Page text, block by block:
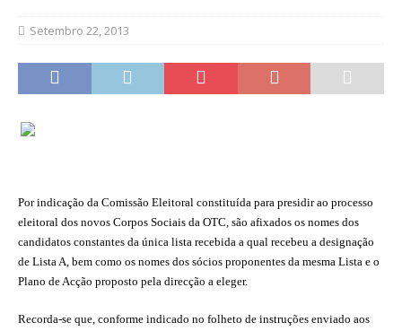
Setembro 22, 2013
Por indicação da Comissão Eleitoral constituída para presidir ao processo
eleitoral dos novos Corpos Sociais da OTC, são afixados os nomes dos
candidatos constantes da única lista recebida a qual recebeu a designação
de Lista A, bem como os nomes dos sócios proponentes da mesma Lista e o
Plano de Acção proposto pela direcção a eleger.
Recorda-se que, conforme indicado no folheto de instruções enviado aos